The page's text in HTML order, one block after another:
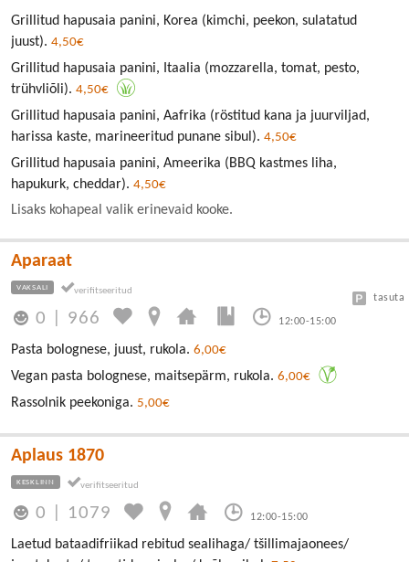
Grillitud hapusaia panini, Korea (kimchi, peekon, sulatatud
juust). 4,50€
Grillitud hapusaia panini, Itaalia (mozzarella, tomat, pesto,
trühvliõli). 4,50€
Grillitud hapusaia panini, Aafrika (röstitud kana ja juurviljad,
harissa kaste, marineeritud punane sibul). 4,50€
Grillitud hapusaia panini, Ameerika (BBQ kastmes liha,
hapukurk, cheddar). 4,50€
Lisaks kohapeal valik erinevaid kooke.
Aparaat
VAKSALI
0 966 12:00-15:00
tasuta
Pasta bolognese, juust, rukola. 6,00€
Vegan pasta bolognese, maitsepärm, rukola. 6,00€
Rassolnik peekoniga. 5,00€
Aplaus 1870
KESKLINN
0 1079 12:00-15:00
Laetud bataadifriikad rebitud sealihaga/ tšillimajaonees/